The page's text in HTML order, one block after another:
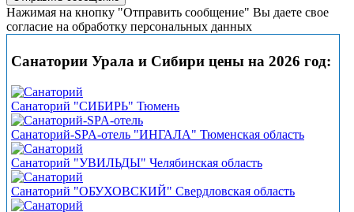
Нажимая на кнопку "Отправить сообщение" Вы даете свое
согласие на обработку персональных данных
Санатории Урала и Сибири цены на 2026 год:
Санаторий "СИБИРЬ" Тюмень
Санаторий-SPA-отель "ИНГАЛА" Тюменская область
Санаторий "УВИЛЬДЫ" Челябинская область
Санаторий "ОБУХОВСКИЙ" Свердловская область